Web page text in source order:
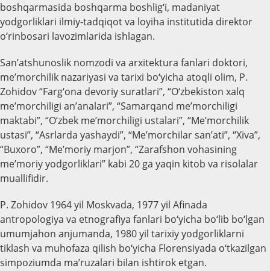
boshqarmasida boshqarma boshlig‘i, madaniyat
yodgorliklari ilmiy-tadqiqot va loyiha institutida direktor
o‘rinbosari lavozimlarida ishlagan.
San’atshunoslik nomzodi va arxitektura fanlari doktori,
me’morchilik nazariyasi va tarixi bo‘yicha atoqli olim, P.
Zohidov “Farg‘ona devoriy suratlari”, “O‘zbekiston xalq
me’morchiligi an’analari”, “Samarqand me’morchiligi
maktabi”, “O‘zbek me’morchiligi ustalari”, “Me’morchilik
ustasi”, “Asrlarda yashaydi”, “Me’morchilar san’ati”, “Xiva”,
“Buxoro”, “Me’moriy marjon”, “Zarafshon vohasining
me’moriy yodgorliklari” kabi 20 ga yaqin kitob va risolalar
muallifidir.
P. Zohidov 1964 yil Moskvada, 1977 yil Afinada
antropologiya va etnografiya fanlari bo‘yicha bo‘lib bo‘lgan
umumjahon anjumanda, 1980 yil tarixiy yodgorliklarni
tiklash va muhofaza qilish bo‘yicha Florensiyada o‘tkazilgan
simpoziumda ma’ruzalari bilan ishtirok etgan.